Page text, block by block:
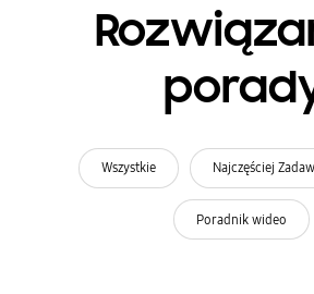
Wszystkie Najczęściej
Poradnik wideo